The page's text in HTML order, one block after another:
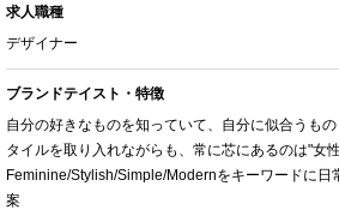
求人職種
デザイナー
ブランドテイスト・特徴
自分の好きなものを知っていて、自分に似合うも
タイルを取り入れながらも、常に芯にあるのは"女性
Feminine/Stylish/Simple/Modernをキーワードに日
案